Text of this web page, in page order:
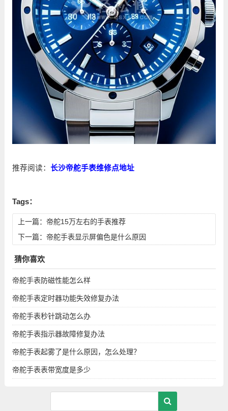
推荐阅读： 长沙帝舵手表维修点地址
Tags：
上一篇： 帝舵15万左右的手表推荐
下一篇： 帝舵手表显示屏偏色是什么原因
猜你喜欢
帝舵手表防磁性能怎么样
帝舵手表定时器功能失效修复办法
帝舵手表秒针跳动怎么办
帝舵手表指示器故障修复办法
帝舵手表起雾了是什么原因，怎么处理？
帝舵手表表带宽度是多少